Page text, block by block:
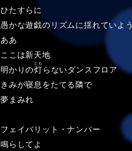
ひたすらに
愚かな遊戯のリズムに揺れていよう
ああ
ここは新天地
明かりの灯
とも
らないダンスフロア
きみが寝息をたてる隣で
夢まみれ
フェイバリット・ナンバー
鳴らしてよ